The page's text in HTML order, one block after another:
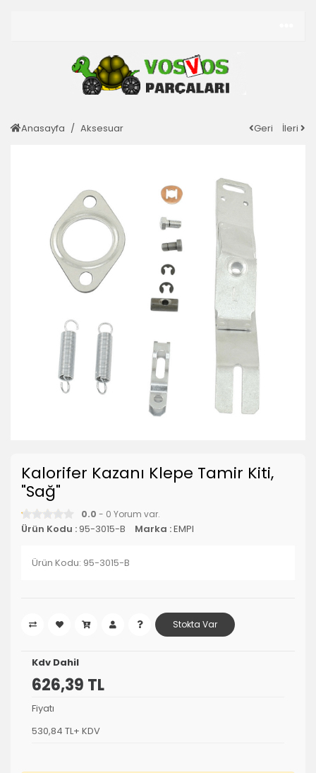
Anasayfa Aksesuar Geri İleri
Kalorifer Kazanı Klepe Tamir Kiti,
"Sağ"
0.0 - 0 Yorum var.
Ürün Kodu : 95-3015-B Marka :EMPI
Ürün Kodu: 95-3015-B
Stokta Var
Kdv Dahil
626,39 TL
Fiyatı
530,84 TL+ KDV